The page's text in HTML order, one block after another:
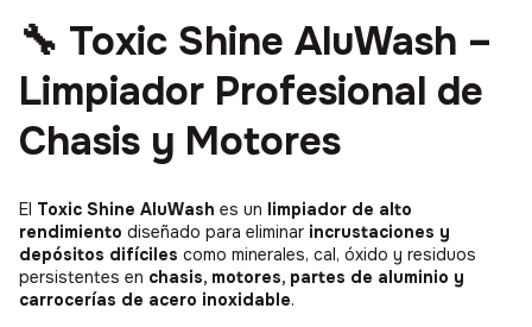
🔧 Toxic Shine AluWash –
Limpiador Profesional de
Chasis y Motores
El Toxic Shine AluWash es un limpiador de alto
rendimiento diseñado para eliminar incrustaciones y
depósitos difíciles como minerales, cal, óxido y residuos
persistentes en chasis, motores, partes de aluminio y
carrocerías de acero inoxidable.